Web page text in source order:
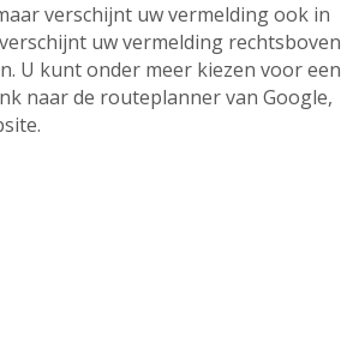
verschijnt uw vermelding ook in
uw vermelding rechtsboven
U kunt onder meer kiezen voor een
naar de routeplanner van Google,